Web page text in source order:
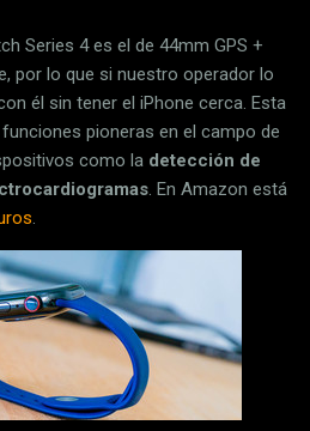
Series 4 es el de 44mm GPS +
por lo que si nuestro operador lo
él sin tener el iPhone cerca. Esta
pioneras en el campo de
como la detección de
. En Amazon está
.